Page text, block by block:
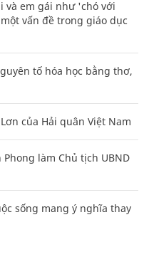
và em gái như 'chó với
vấn đề trong giáo dục
tố hóa học bằng thơ,
của Hải quân Việt Nam
làm Chủ tịch UBND
sống mang ý nghĩa thay